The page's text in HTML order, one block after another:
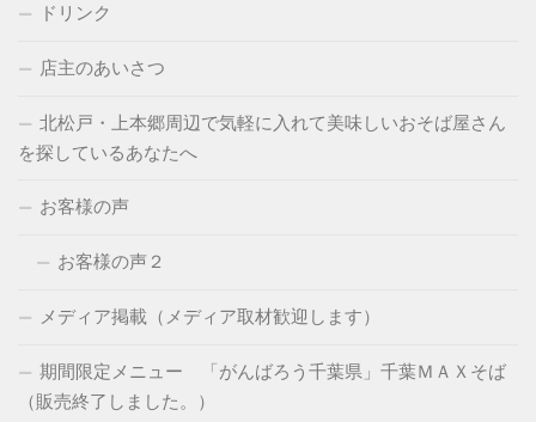
ドリンク
店主のあいさつ
北松戸・上本郷周辺で気軽に入れて美味しいおそば屋さん
を探しているあなたへ
お客様の声
お客様の声２
メディア掲載（メディア取材歓迎します）
期間限定メニュー 「がんばろう千葉県」千葉ＭＡＸそば
（販売終了しました。）